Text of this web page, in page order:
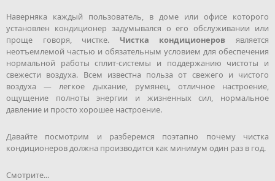
Наверняка каждый пользователь, в доме или офисе которого
установлен кондиционер задумывался о его обслуживании или
проще говоря, чистке. Чистка кондиционеров является
неотъемлемой частью и обязательным условием для обеспечения
нормальной работы сплит-системы и поддержанию чистоты и
свежести воздуха. Всем известна польза от свежего и чистого
воздуха — легкое дыхание, румянец, отличное настроение,
ощущение полноты энергии и жизненных сил, нормальное
давление и просто хорошее настроение.
Давайте посмотрим и разберемся поэтапно почему чистка
кондиционеров должна производится как минимум один раз в год.
Смотрите...